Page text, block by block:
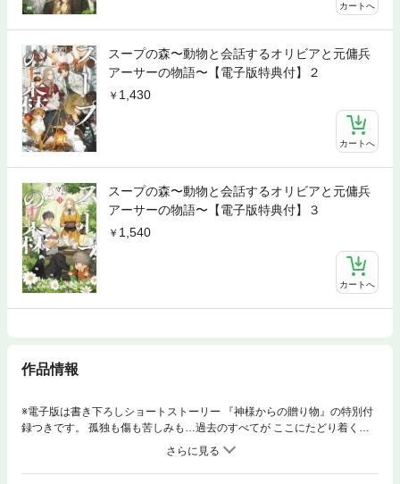
カートへ
スープの森〜動物と会話するオリビアと元傭兵
アーサーの物語〜【電子版特典付】２
1,430
カートへ
スープの森〜動物と会話するオリビアと元傭兵
アーサーの物語〜【電子版特典付】３
1,540
カートへ
作品情報
※電子版は書き下ろしショートストーリー 『神様からの贈り物』の特別付
録つきです。 孤独も傷も苦しみも…過去のすべてが ここにたどり着くた
めの道だったーー 今、ここが私の居場所 ◆◇◆ オリビアとアーサー、ララ
と動物たちが 賑やかに暮らす「スープの森」には今年も様々な人が訪れ
る。 妻を亡くした旅の演奏家ラファエルに、 画家を諦めて戻ってきたレ